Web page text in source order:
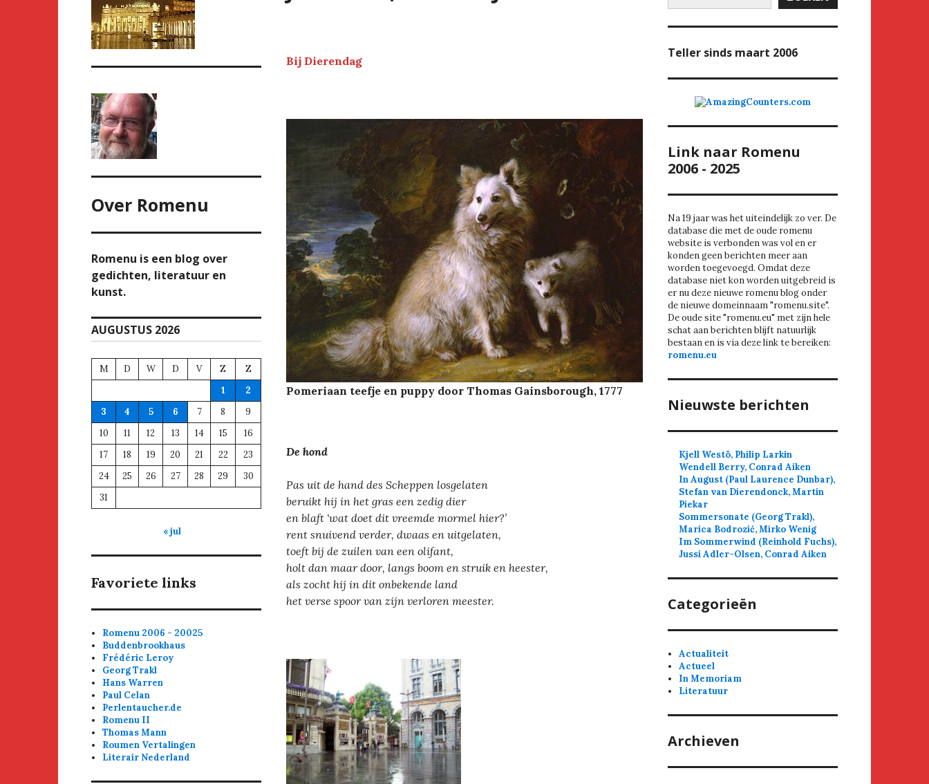
Bij Dierendag
Pomeriaan teefje en puppy door Thomas Gainsborough, 1777
De hond
Pas uit de hand des Scheppen losgelaten
beruikt hij in het gras een zedig dier
en blaft ‘wat doet dit vreemde mormel hier?’
rent snuivend verder, dwaas en uitgelaten,
toeft bij de zuilen van een olifant,
holt dan maar door, langs boom en struik en heester,
als zocht hij in dit onbekende land
het verse spoor van zijn verloren meester.
Over Romenu
Romenu is een blog over
gedichten, literatuur en
kunst.
AUGUSTUS 2026
M D W D V Z
Z
1
2
3
4 5 6 7 8
9
10
11 12 13 14 15
16
17
18 19 20 21 22
23
24
25 26 27 28 29
30
31
« jul
Favoriete links
Romenu 2006 - 20025
Buddenbrookhaus
Frédéric Leroy
Georg Trakl
Hans Warren
Paul Celan
Perlentaucher.de
Romenu II
Thomas Mann
Roumen Vertalingen
Literair Nederland
Teller sinds maart 2006
Link naar Romenu
2006 - 2025
Na 19 jaar was het uiteindelijk zo ver. De
database die met de oude romenu
website is verbonden was vol en er
konden geen berichten meer aan
worden toegevoegd. Omdat deze
database niet kon worden uitgebreid is
er nu deze nieuwe romenu blog onder
de nieuwe domeinnaam "romenu.site".
De oude site "romenu.eu" met zijn hele
schat aan berichten blijft natuurlijk
bestaan en is via deze link te bereiken:
romenu.eu
Nieuwste berichten
Kjell Westö, Philip Larkin
Wendell Berry, Conrad Aiken
In August (Paul Laurence Dunbar),
Stefan van Dierendonck, Martin
Piekar
Sommersonate (Georg Trakl),
Marica Bodrozić, Mirko Wenig
Im Sommerwind (Reinhold Fuchs),
Jussi Adler-Olsen, Conrad Aiken
Categorieën
Actualiteit
Actueel
In Memoriam
Literatuur
Archieven